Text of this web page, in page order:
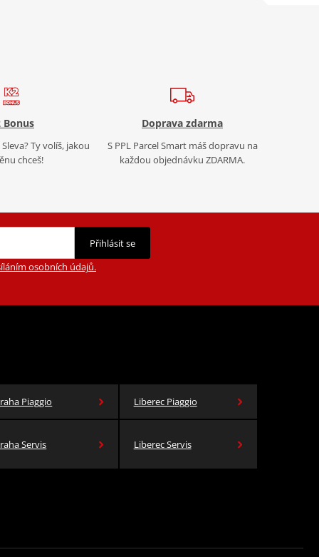
Bonus
Ty volíš, jakou
chceš!
Doprava zdarma
S PPL Parcel Smart máš dopravu na
každou objednávku ZDARMA.
Přihlásit se
osobních údajů.
Piaggio Liberec Piaggio
Servis Liberec Servis